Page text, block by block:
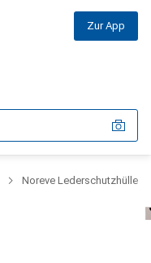
Zur App
Noreve Lederschutzhülle